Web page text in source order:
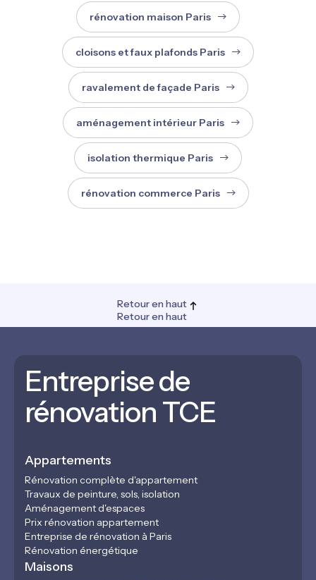
rénovation maison Paris
cloisons et faux plafonds Paris
ravalement de façade Paris
aménagement intérieur Paris
isolation thermique Paris
rénovation commerce Paris
Retour en haut
Retour en haut
Entreprise de
rénovation TCE
Appartements
Rénovation complète d'appartement
Travaux de peinture, sols, isolation
Aménagement d'espaces
Prix rénovation appartement
Entreprise de rénovation à Paris
Rénovation énergétique
Maisons